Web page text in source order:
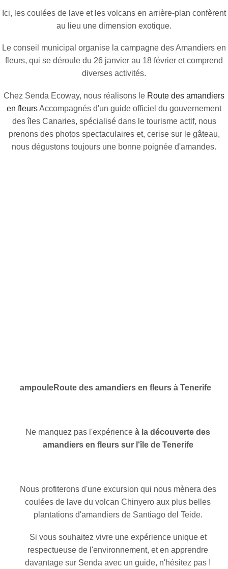
Ici, les coulées de lave et les volcans en arrière-plan confèrent
au lieu une dimension exotique.
Le conseil municipal organise la campagne des Amandiers en
fleurs, qui se déroule du 26 janvier au 18 février et comprend
diverses activités.
Chez Senda Ecoway, nous réalisons le Route des amandiers
en fleursAccompagnés d'un guide officiel du gouvernement
des îles Canaries, spécialisé dans le tourisme actif, nous
prenons des photos spectaculaires et, cerise sur le gâteau,
nous dégustons toujours une bonne poignée d'amandes.
ampouleRoute des amandiers en fleurs à Tenerife
Ne manquez pas l'expérience à la découverte des
amandiers en fleurs sur l'île de Tenerife
Nous profiterons d'une excursion qui nous mènera des
coulées de lave du volcan Chinyero aux plus belles
plantations d'amandiers de Santiago del Teide.
Si vous souhaitez vivre une expérience unique et
respectueuse de l'environnement, et en apprendre
davantage sur Senda avec un guide, n'hésitez pas !